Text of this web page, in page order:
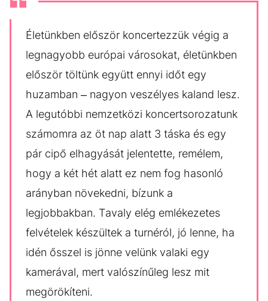
Életünkben először koncertezzük végig a
legnagyobb európai városokat, életünkben
először töltünk együtt ennyi időt egy
huzamban – nagyon veszélyes kaland lesz.
A legutóbbi nemzetközi koncertsorozatunk
számomra az öt nap alatt 3 táska és egy
pár cipő elhagyását jelentette, remélem,
hogy a két hét alatt ez nem fog hasonló
arányban növekedni, bízunk a
legjobbakban. Tavaly elég emlékezetes
felvételek készültek a turnéról, jó lenne, ha
idén ősszel is jönne velünk valaki egy
kamerával, mert valószínűleg lesz mit
megörökíteni.